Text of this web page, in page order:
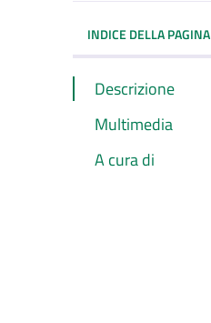
INDICE DELLA PAGINA
Descrizione
Multimedia
A cura di